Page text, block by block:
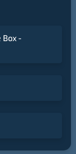
Box -